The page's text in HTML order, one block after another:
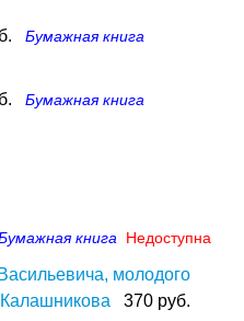
Бумажная книга
Бумажная книга
книга Недоступна
молодого
Калашникова
370 руб.